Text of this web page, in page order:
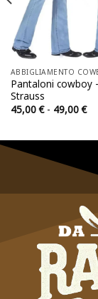
ABBIGLIAMENTO
Pantaloni cowboy
Strauss
45,00€ - 49,00€
di